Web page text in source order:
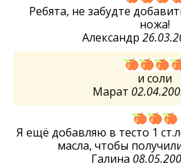
Ребята, не забудте
ножа!
Александр
и соли
Марат
Я ещё добавляю в тесто 1
масла, чтобы
Галина